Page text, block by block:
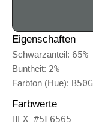
Eigenschaften
Schwarzanteil: 65%
Buntheit: 2%
Farbton (Hue): B50G
Farbwerte
HEX #5F6565